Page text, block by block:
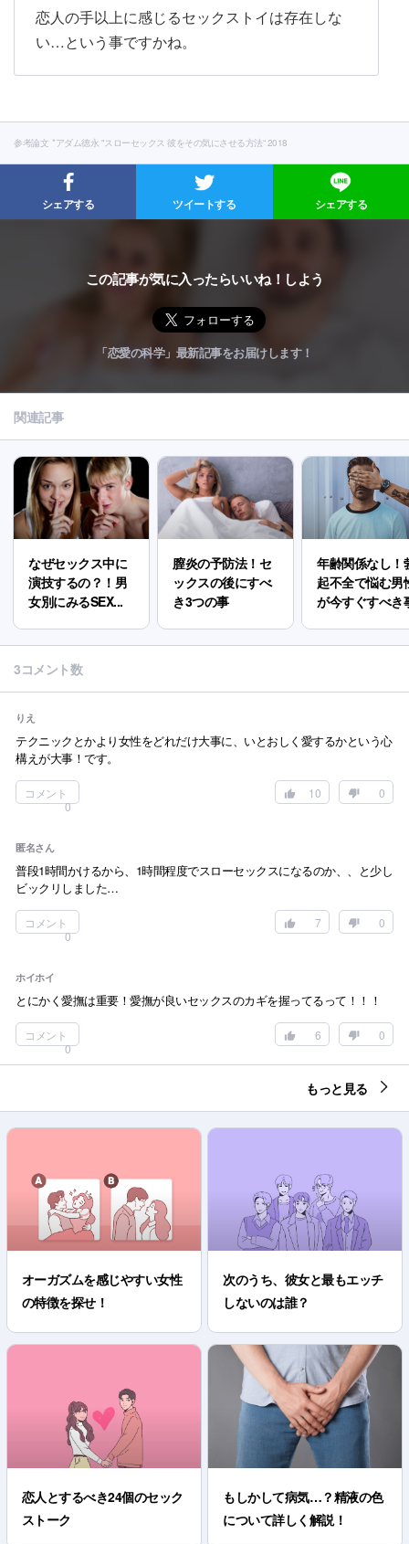
恋人の手以上に感じるセックストイは存在しな
い…という事ですかね。
参考論文 *アダム徳永 "スローセックス 彼をその気にさせる方法“ 2018
シェアする ツイートする シェアする
この記事が気に入ったらいいね！しよう
「恋愛の科学」最新記事をお届けします！
関連記事
なぜセックス中に
演技するの？！男
女別にみるSEX...
膣炎の予防法！セ
ックスの後にすべ
き3つの事
年齢関係なし！
起不全で悩む男
が今すぐすべき
3コメント数
りえ
テクニックとかより女性をどれだけ大事に、いとおしく愛するかという心
構えが大事！です。
コメント
0
0
10
匿名さん
普段1時間かけるから、1時間程度でスローセックスになるのか、、と少し
ビックリしました…
コメント
0
0
7
ホイホイ
とにかく愛撫は重要！愛撫が良いセックスのカギを握ってるって！！！
コメント
0
0
6
もっと見る
オーガズムを感じやすい女性
の特徴を探せ！
次のうち、彼女と最もエッチ
しないのは誰？
恋人とするべき24個のセック
ストーク
もしかして病気…？精液の色
について詳しく解説！